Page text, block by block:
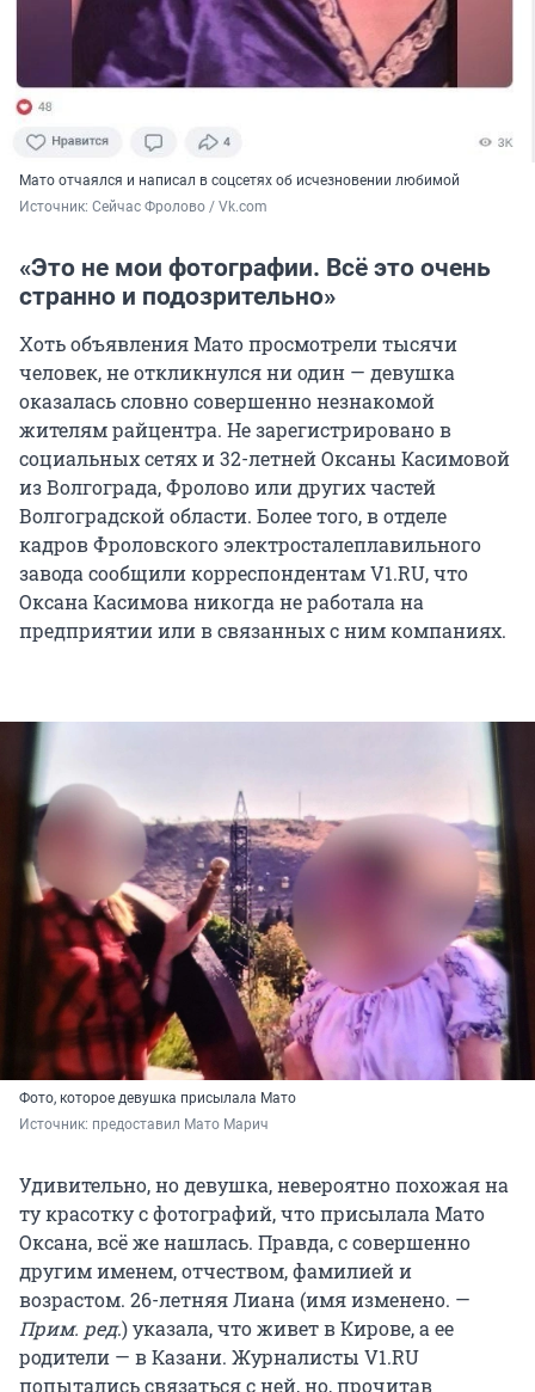
Мато отчаялся и написал в соцсетях об исчезновении любимой
Источник: Сейчас Фролово / Vk.com
«Это не мои фотографии. Всё это очень
странно и подозрительно»
Хоть объявления Мато просмотрели тысячи
человек, не откликнулся ни один — девушка
оказалась словно совершенно незнакомой
жителям райцентра. Не зарегистрировано в
социальных сетях и 32-летней Оксаны Касимовой
из Волгограда, Фролово или других частей
Волгоградской области. Более того, в отделе
кадров Фроловского электросталеплавильного
завода сообщили корреспондентам V1.RU, что
Оксана Касимова никогда не работала на
предприятии или в связанных с ним компаниях.
Фото, которое девушка присылала Мато
Источник: предоставил Мато Марич
Удивительно, но девушка, невероятно похожая на
ту красотку с фотографий, что присылала Мато
Оксана, всё же нашлась. Правда, с совершенно
другим именем, отчеством, фамилией и
возрастом. 26-летняя Лиана (имя изменено. —
Прим. ред.) указала, что живет в Кирове, а ее
родители — в Казани. Журналисты V1.RU
попытались связаться с ней, но, прочитав